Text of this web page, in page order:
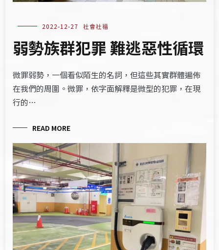
2022-12-27 社會社福
弱勢族群犯罪 難逃惡性循環
微罪弱勢，一個看似陌生的名詞，但這些其實群體遍佈
在我們的周圍。微罪，依字面解釋是微型的犯罪，在現
行的…
READ MORE